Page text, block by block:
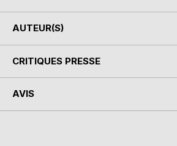
AUTEUR(S)
CRITIQUES PRESSE
AVIS